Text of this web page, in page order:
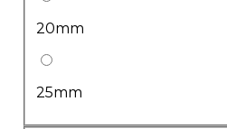
20mm
25mm